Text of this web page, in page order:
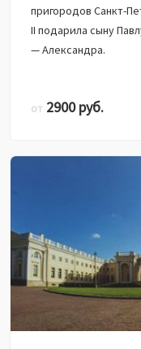
пригородов Санкт-
II подарила сыну
— Александра.
от 2900 руб.